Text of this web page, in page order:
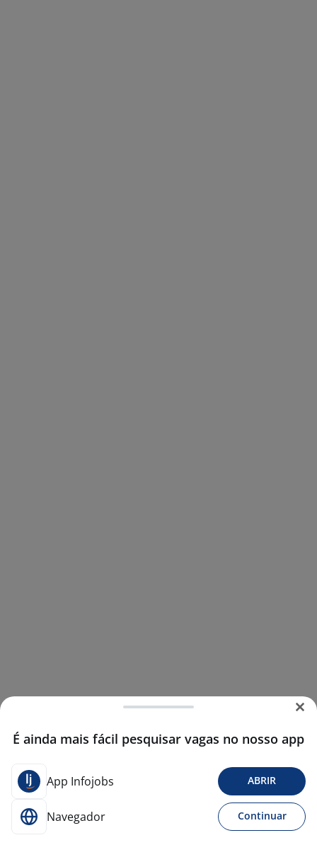
É ainda mais fácil pesquisar vagas no nosso app
App Infojobs ABRIR
Navegador Continuar